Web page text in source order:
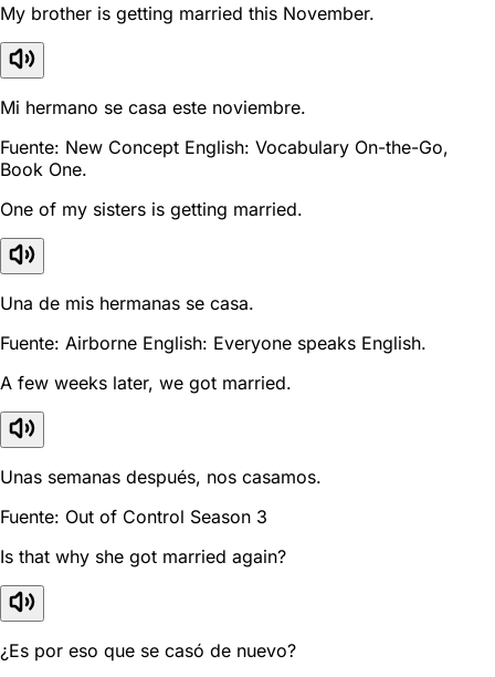
My brother is getting married this November.
Mi hermano se casa este noviembre.
Fuente: New Concept English: Vocabulary On-the-Go,
Book One.
One of my sisters is getting married.
Una de mis hermanas se casa.
Fuente: Airborne English: Everyone speaks English.
A few weeks later, we got married.
Unas semanas después, nos casamos.
Fuente: Out of Control Season 3
Is that why she got married again?
¿Es por eso que se casó de nuevo?